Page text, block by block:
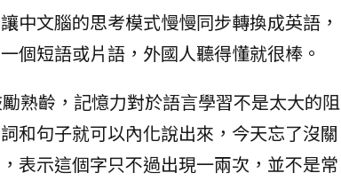
中文腦的思考模式慢慢同步轉換成英語，
個短語或片語，外國人聽得懂就很棒。
熟齡，記憶力對於語言學習不是太大的阻
和句子就可以內化說出來，今天忘了沒關
表示這個字只不過出現一兩次，並不是常